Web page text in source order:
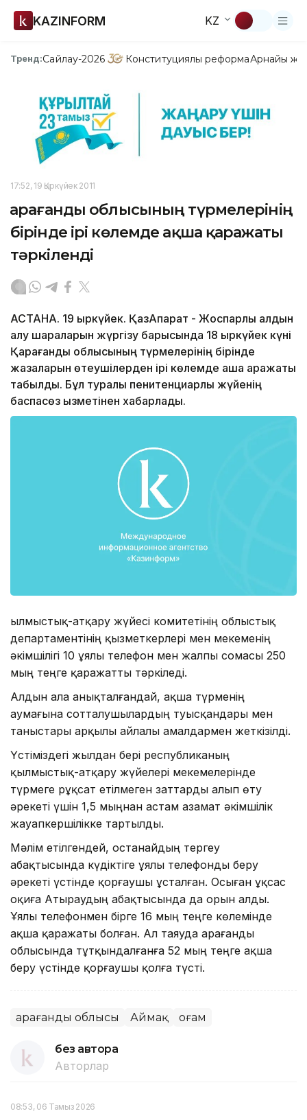
KAZINFORM KZ
Тренд:Сайлау-2026 Конституциялық реформаАрнайы
17:52, 19 Қыркүйек 2011
Қарағанды облысының түрмелерінің
бірінде ірі көлемде ақша қаражаты
тәркіленді
АСТАНА. 19 қыркүйек. ҚазАқпарат - Жоспарлы алдын
алу шараларын жүргізу барысында 18 қыркүйек күні
Қарағанды облысының түрмелерінің бірінде
жазаларын өтеушілерден ірі көлемде ақша қаражаты
табылды. Бұл туралы пенитенциарлық жүйенің
баспасөз қызметінен хабарлады.
Қылмыстық-атқару жүйесі комитетінің облыстық
департаментінің қызметкерлері мен мекеменің
әкімшілігі 10 ұялы телефон мен жалпы сомасы 250
мың теңге қаражатты тәркіледі.
Алдын ала анықталғандай, ақша түрменің
аумағына сотталушылардың туысқандары мен
таныстары арқылы айлалы амалдармен жеткізілді.
Үстіміздегі жылдан бері республиканың
қылмыстық-атқару жүйелері мекемелерінде
түрмеге рұқсат етілмеген заттарды алып өту
әрекеті үшін 1,5 мыңнан астам азамат әкімшілік
жауапкершілікке тартылды.
Мәлім етілгендей, Қостанайдың тергеу
абақтысында күдіктіге ұялы телефонды беру
әрекеті үстінде қорғаушы ұсталған. Осыған ұқсас
оқиға Атыраудың абақтысында да орын алды.
Ұялы телефонмен бірге 16 мың теңге көлемінде
ақша қаражаты болған. Ал таяуда Қарағанды
облысында тұтқындалғанға 52 мың теңге ақша
беру үстінде қорғаушы қолға түсті.
Қарағанды облысы Аймақ Қоғам
без автора
Авторлар
08:53, 06 Тамыз 2026